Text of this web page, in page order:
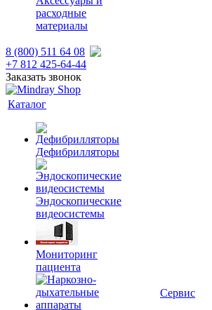
расходные
материалы
8 (800) 511 64 08
+7 812 425-64-44
Заказать звонок
Каталог
Дефибрилляторы
Эндоскопические
видеосистемы
Мониторинг
пациента
Сервис